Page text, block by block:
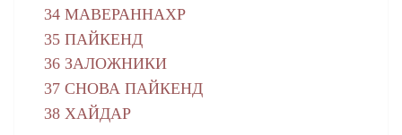
34 МАВЕРАННАХР
35 ПАЙКЕНД
36 ЗАЛОЖНИКИ
37 СНОВА ПАЙКЕНД
38 ХАЙДАР